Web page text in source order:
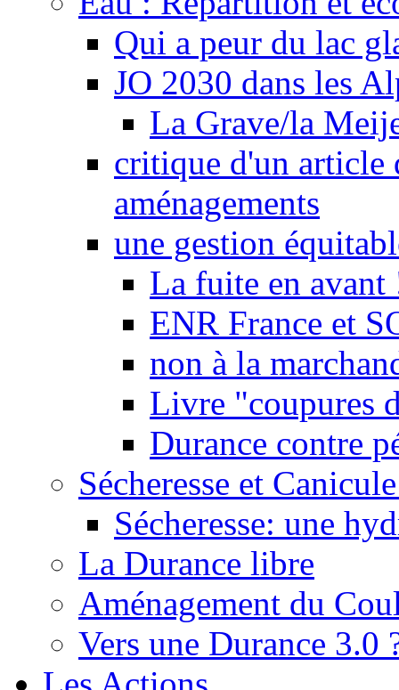
Qui a peur du lac
JO 2030 dans les
La Grave/la
critique d'un article
aménagements
une gestion
La fuite en avant
ENR France et
non à la
Livre "coupures
Durance contre
Sécheresse et
Sécheresse: une
La Durance libre
Aménagement du
Vers une Durance 3.0